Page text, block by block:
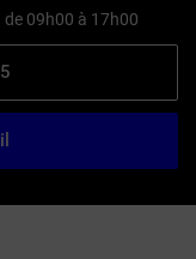
09h00 à 17h00